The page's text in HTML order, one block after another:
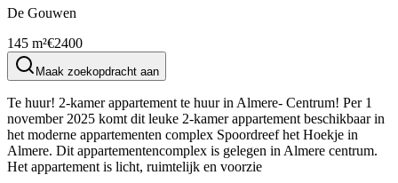
De Gouwen
145 m²€2400
Maak zoekopdracht aan
Te huur! 2-kamer appartement te huur in Almere- Centrum! Per 1
november 2025 komt dit leuke 2-kamer appartement beschikbaar in
het moderne appartementen complex Spoordreef het Hoekje in
Almere. Dit appartementencomplex is gelegen in Almere centrum.
Het appartement is licht, ruimtelijk en voorzie